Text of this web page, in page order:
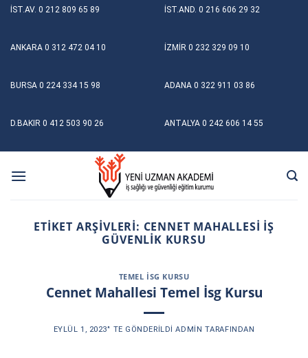
Skip
content
İST.AV. 0 212 809 65 89 İST.AND. 0 216 606 29 32
ANKARA 0 312 472 04 10 İZMİR 0 232 329 09 10
BURSA 0 224 334 15 98 ADANA 0 322 911 03 86
D.BAKIR 0 412 503 90 26 ANTALYA 0 242 606 14 55
ETIKET ARŞIVLERI: CENNET MAHALLESI İŞ
GÜVENLIK KURSU
TEMEL İSG KURSU
Cennet Mahallesi Temel İsg Kursu
EYLÜL 1, 2023’' TE GÖNDERILDI ADMIN TARAFINDAN